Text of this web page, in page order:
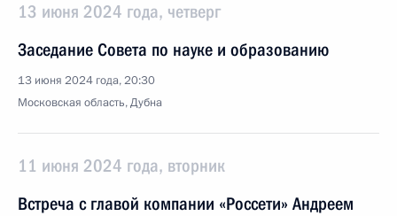
13 июня 2024 года, четверг
Заседание Совета по науке и образованию
13 июня 2024 года, 20:30
Московская область, Дубна
11 июня 2024 года, вторник
Встреча с главой компании «Россети» Андреем